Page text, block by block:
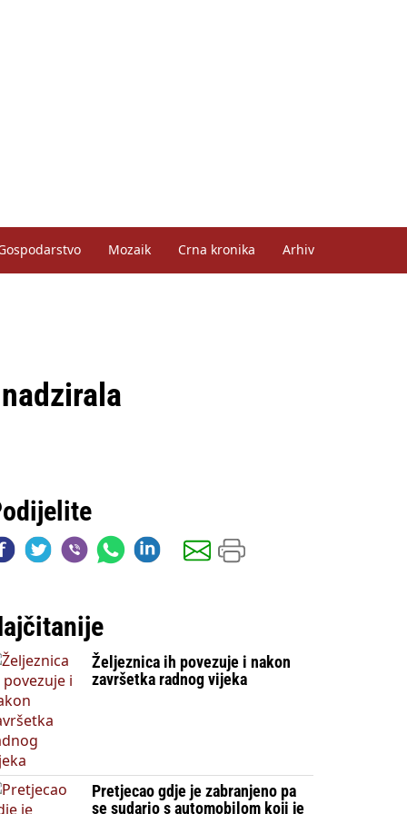
Mozaik Crna kronika Arhiv
Željeznica ih povezuje i nakon
završetka radnog vijeka
Pretjecao gdje je zabranjeno pa
se sudario s automobilom koji je